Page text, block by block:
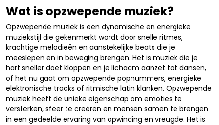
Wat is opzwepende muziek?
Opzwepende muziek is een dynamische en energieke
muziekstijl die gekenmerkt wordt door snelle ritmes,
krachtige melodieën en aanstekelijke beats die je
meeslepen en in beweging brengen. Het is muziek die je
hart sneller doet kloppen en je lichaam aanzet tot dansen,
of het nu gaat om opzwepende popnummers, energieke
elektronische tracks of ritmische latin klanken. Opzwepende
muziek heeft de unieke eigenschap om emoties te
versterken, sfeer te creëren en mensen samen te brengen
in een gedeelde ervaring van opwinding en vreugde. Het is